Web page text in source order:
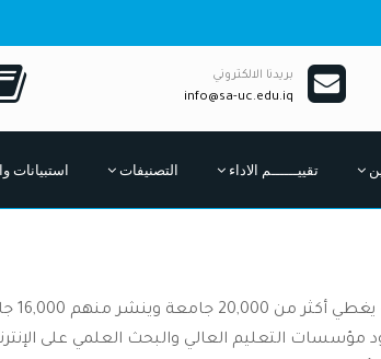
بريدنا الالكتروني
info@sa-uc.edu.iq
تقييــــــم الاداء التصنيفات استبيانات
تقييم ويبوميتركس العالمي
التعليم العالي والبحث العلمي على